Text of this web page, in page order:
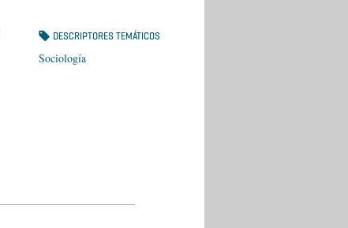
DESCRIPTORES TEMÁTICOS
Sociología